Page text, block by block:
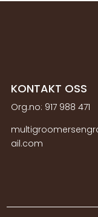
KONTAKT OSS
Org.no: 917 988 471
ail.com